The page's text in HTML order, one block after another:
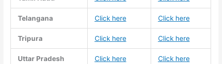
Telangana Click here Click here
Tripura Click here Click here
Uttar Pradesh Click here Click here